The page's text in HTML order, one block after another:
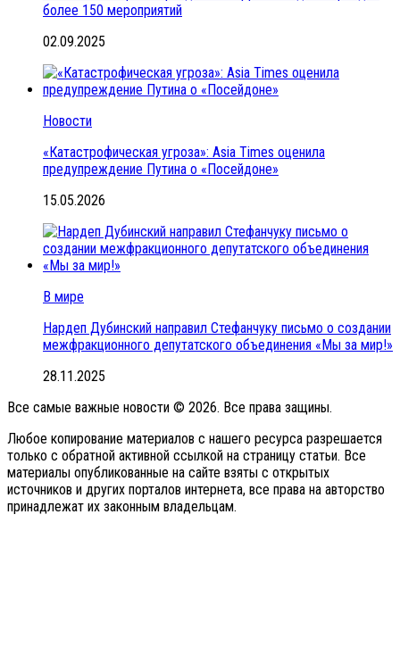
более 150 мероприятий
02.09.2025
Новости
«Катастрофическая угроза»: Asia Times оценила
предупреждение Путина о «Посейдоне»
15.05.2026
В мире
Нардеп Дубинский направил Стефанчуку письмо о создании
межфракционного депутатского объединения «Мы за мир!»
28.11.2025
Все самые важные новости © 2026. Все права защины.
Любое копирование материалов с нашего ресурса разрешается
только с обратной активной ссылкой на страницу статьи. Все
материалы опубликованные на сайте взяты с открытых
источников и других порталов интернета, все права на авторство
принадлежат их законным владельцам.